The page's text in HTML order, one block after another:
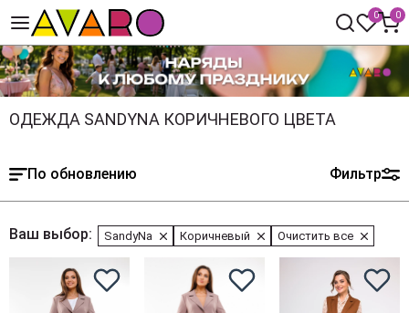
0 0
ОДЕЖДА SANDYNA КОРИЧНЕВОГО ЦВЕТА
По обновлению Фильтр
Ваш выбор: SandyNa Коричневый Очистить все